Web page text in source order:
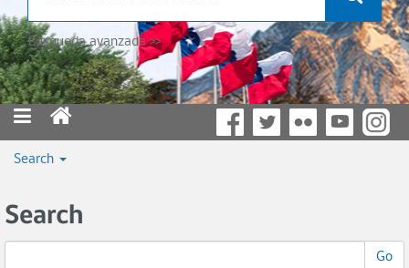
Búsqueda avanzada >>
Search
Search
Go